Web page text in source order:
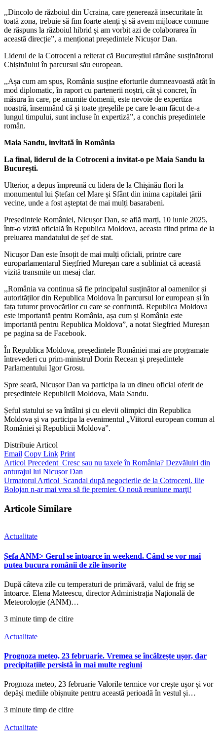
,,Dincolo de războiul din Ucraina, care generează insecuritate în
toată zona, trebuie să fim foarte atenți și să avem mijloace comune
de răspuns la războiul hibrid și am vorbit azi de colaborarea în
această direcție”, a menționat președintele Nicușor Dan.
Liderul de la Cotroceni a reiterat că Bucureștiul rămâne susținătorul
Chișinăului în parcursul său european.
,,Așa cum am spus, România susține eforturile dumneavoastă atât în
mod diplomatic, în raport cu partenerii noștri, cât și concret, în
măsura în care, pe anumite domenii, este nevoie de expertiza
noastră, însemnând că și toate greșelile pe care le-am făcut de-a
lungul timpului, sunt incluse în expertiză”, a conchis președintele
român.
Maia Sandu, invitată în România
La final, liderul de la Cotroceni a invitat-o pe Maia Sandu la
București.
Ulterior, a depus împreună cu lidera de la Chișinău flori la
monumentul lui Ștefan cel Mare și Sfânt din inima capitalei țării
vecine, unde a fost așteptat de mai mulți basarabeni.
Președintele României, Nicușor Dan, se află marți, 10 iunie 2025,
într-o vizită oficială în Republica Moldova, aceasta fiind prima de la
preluarea mandatului de șef de stat.
Nicușor Dan este însoțit de mai mulți oficiali, printre care
europarlamentarul Siegfried Mureșan care a subliniat că această
vizită transmite un mesaj clar.
,,România va continua să fie principalul susținător al oamenilor și
autorităților din Republica Moldova în parcursul lor european și în
fața tuturor provocărilor cu care se confruntă. Republica Moldova
este importantă pentru România, așa cum și România este
importantă pentru Republica Moldova”, a notat Siegfried Mureșan
pe pagina sa de Facebook.
În Republica Moldova, președintele României mai are programate
întrevederi cu prim-ministrul Dorin Recean și președintele
Parlamentului Igor Grosu.
Spre seară, Nicușor Dan va participa la un dineu oficial oferit de
președintele Republicii Moldova, Maia Sandu.
Șeful statului se va întâlni și cu elevii olimpici din Republica
Moldova și va participa la evenimentul „Viitorul european comun al
României și Republicii Moldova”.
Distribuie Articol
Email Copy Link Print
Articol Precedent Cresc sau nu taxele în România? Dezvăluiri din
anturajul lui Nicușor Dan
Urmatorul Articol Scandal după negocierile de la Cotroceni. Ilie
Bolojan n-ar mai vrea să fie premier. O nouă reuniune marţi!
Articole Similare
Actualitate
Șefa ANM> Gerul se întoarce în weekend. Când se vor mai
putea bucura românii de zile însorite
După câteva zile cu temperaturi de primăvară, valul de frig se
întoarce. Elena Mateescu, director Administrația Națională de
Meteorologie (ANM)…
3 minute timp de citire
Actualitate
Prognoza meteo, 23 februarie. Vremea se încălzește ușor, dar
precipitațiile persistă în mai multe regiuni
Prognoza meteo, 23 februarie Valorile termice vor crește ușor și vor
depăși mediile obișnuite pentru această perioadă în vestul și…
3 minute timp de citire
Actualitate